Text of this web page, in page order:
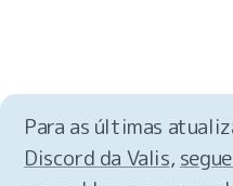
Para as últimas
Discord da Valis,